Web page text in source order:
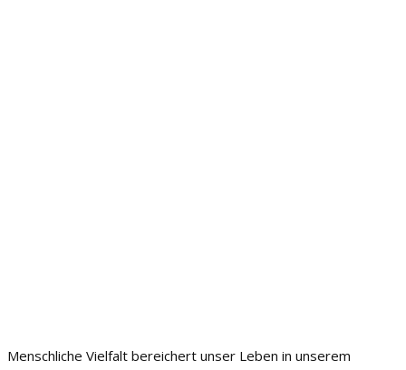
Menschliche Vielfalt bereichert unser Leben in unserem